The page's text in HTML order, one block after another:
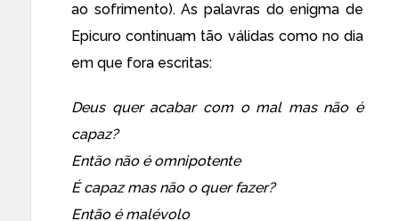
ao sofrimento). As palavras do enigma de
Epicuro continuam tão válidas como no dia
em que fora escritas:
Deus quer acabar com o mal mas não é
capaz?
Então não é omnipotente
É capaz mas não o quer fazer?
Então é malévolo